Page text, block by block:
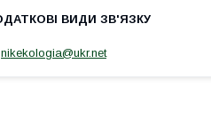
nikekologia@ukr.net